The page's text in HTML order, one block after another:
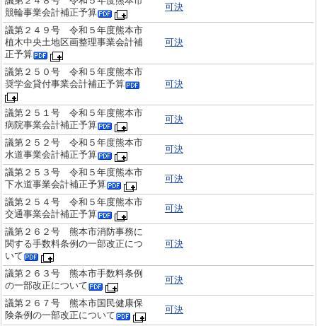
競輪事業会計補正予算
可決
議第２４９号 令和５年度熊本市
植木中央土地区画整理事業会計補
正予算
可決
議第２５０号 令和５年度熊本市
奨学金貸付事業会計補正予算
可決
議第２５１号 令和５年度熊本市
病院事業会計補正予算
可決
議第２５２号 令和５年度熊本市
水道事業会計補正予算
可決
議第２５３号 令和５年度熊本市
下水道事業会計補正予算
可決
議第２５４号 令和５年度熊本市
交通事業会計補正予算
可決
議第２６２号 熊本市消防事務に
関する手数料条例の一部改正につ
いて
可決
議第２６３号 熊本市手数料条例
の一部改正について
可決
議第２６７号 熊本市国民健康保
険条例の一部改正について
可決